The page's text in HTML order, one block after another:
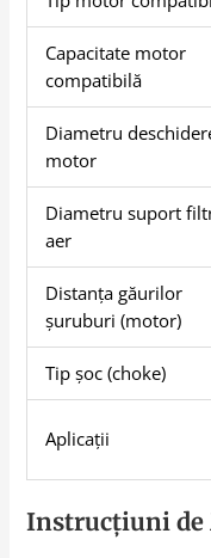
Capacitate motor
compatibilă
Diametru
motor
Diametru suport
aer
Distanța găurilor
șuruburi (motor)
Tip șoc (choke)
Aplicații
Instrucțiuni de